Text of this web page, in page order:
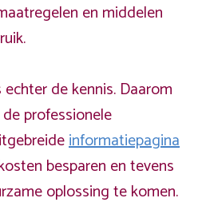
en middelen
de kennis. Daarom
professionele
informatiepagina
besparen en tevens
oplossing te komen.